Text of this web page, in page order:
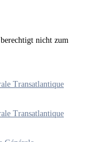
nicht zum